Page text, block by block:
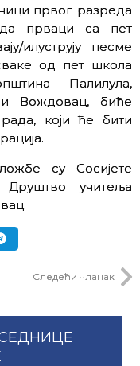
првог разреда
прваци са пет
илуструју песме
од пет школа
Палилула,
Вождовац, биће
који ће бити
су Сосијете
учитеља
Следећи чланак